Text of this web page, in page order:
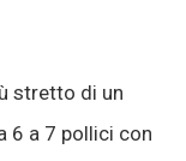
stretto di un
6 a 7 pollici con